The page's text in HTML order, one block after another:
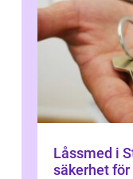
Låssmed i
säkerhet